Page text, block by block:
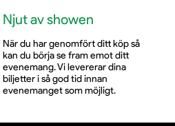
Njut av showen
När du har genomfört ditt köp så
kan du börja se fram emot ditt
evenemang. Vi levererar dina
biljetter i så god tid innan
evenemanget som möjligt.